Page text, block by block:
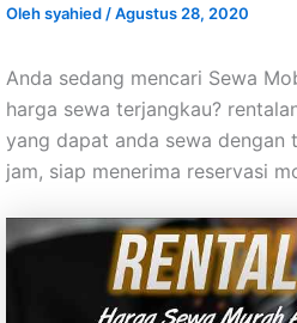
Olehsyahied /Agustus 28, 2020
Anda sedang mencari Sewa
harga sewa terjangkau?
yang dapat anda sewa dengan
jam, siap menerima reservasi